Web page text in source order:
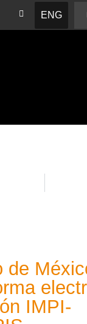
ENG
de
IMPI-